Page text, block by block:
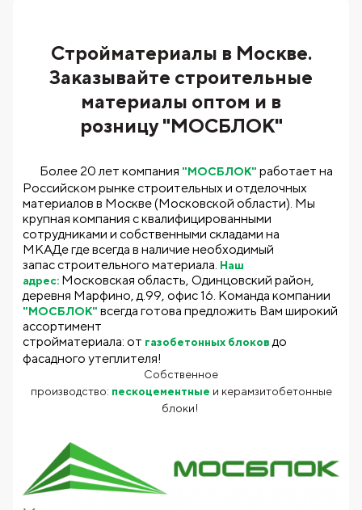
Стройматериалы в Москве.
Заказывайте строительные
материалы оптом и в
розницу "МОСБЛОК"
Более 20 лет компания "МОСБЛОК" работает на
Российском рынке строительных и отделочных
материалов в Москве (Московской области). Мы
крупная компания с квалифицированными
сотрудниками и собственными складами на
МКАДе где всегда в наличие необходимый
запас строительного материала. Наш
адрес: Московская область, Одинцовский район,
деревня Марфино, д.99, офис 16. Команда компании
"МОСБЛОК" всегда готова предложить Вам широкий
ассортимент
стройматериала: от газобетонных блоковдо
фасадного утеплителя!
Собственное
производство: пескоцементные и керамзитобетонные
блоки!